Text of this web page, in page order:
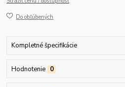
Do obľúbených
Kompletné špecifikácie
Hodnotenie 0